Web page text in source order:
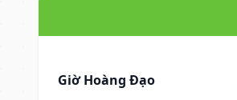
Giờ Hoàng Đạo